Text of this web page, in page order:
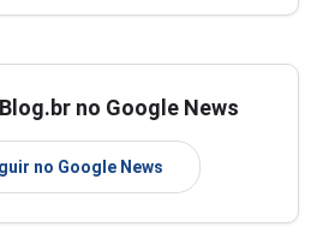
no Google News
no Google News